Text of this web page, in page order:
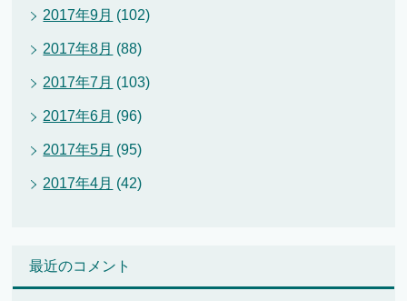
2017年9月 (102)
2017年8月 (88)
2017年7月 (103)
2017年6月 (96)
2017年5月 (95)
2017年4月 (42)
最近のコメント